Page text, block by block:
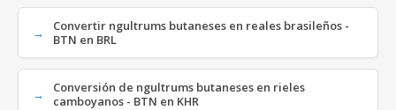
Convertir ngultrums butaneses en reales brasileños -
BTN en BRL
Conversión de ngultrums butaneses en rieles
camboyanos - BTN en KHR